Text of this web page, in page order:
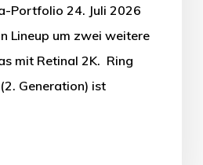
Portfolio 24. Juli 2026
Lineup um zwei weitere
mit Retinal 2K. Ring
Generation) ist